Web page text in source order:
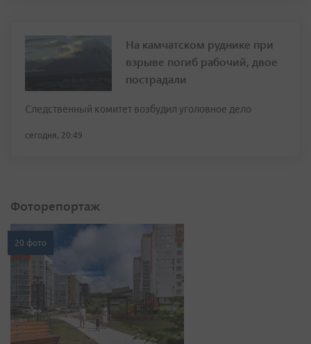
На камчатском руднике при
взрыве погиб рабочий, двое
пострадали
Следственный комитет возбудил уголовное дело
сегодня, 20:49
Фоторепортаж
20 фото